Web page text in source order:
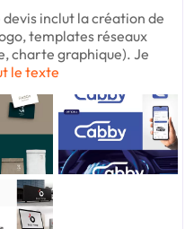
inclut la création de
templates réseaux
charte graphique). Je
le texte